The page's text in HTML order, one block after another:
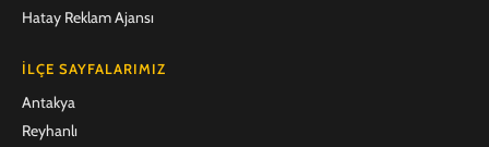
Hatay Reklam Ajansı
İLÇE SAYFALARIMIZ
Antakya
Reyhanlı